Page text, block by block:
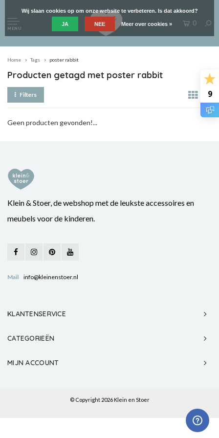
9
MENU
0
Home Tags poster rabbit
Producten getagd met poster rabbit
Filters
Geen producten gevonden!...
Klein & Stoer, de webshop met de leukste accessoires en
meubels voor de kinderen.
Mail info@kleinenstoer.nl
KLANTENSERVICE
CATEGORIEËN
MIJN ACCOUNT
© Copyright 2026 Klein en Stoer
Wij slaan cookies op om onze website te verbeteren. Is dat akkoord?
JA NEE Meer over cookies »